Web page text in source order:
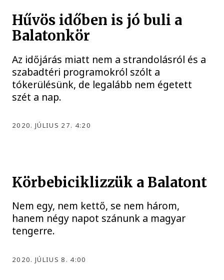
Hűvös időben is jó buli a
Balatonkör
Az időjárás miatt nem a strandolásról és a
szabadtéri programokról szólt a
tókerülésünk, de legalább nem égetett
szét a nap.
2020. JÚLIUS 27. 4:20
Körbebiciklizzük a Balatont
Nem egy, nem kettő, se nem három,
hanem négy napot szánunk a magyar
tengerre.
2020. JÚLIUS 8. 4:00